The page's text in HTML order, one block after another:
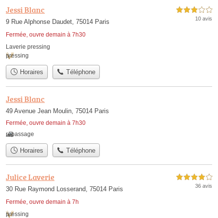
Jessi Blanc
9 Rue Alphonse Daudet, 75014 Paris
Fermée, ouvre demain à 7h30
3,0 étoiles sur 5
10 avis
Laverie pressing
pressing
Horaires Téléphone
Jessi Blanc
49 Avenue Jean Moulin, 75014 Paris
Fermée, ouvre demain à 7h30
repassage
Horaires Téléphone
Julice Laverie
30 Rue Raymond Losserand, 75014 Paris
Fermée, ouvre demain à 7h
4,0 étoiles sur 5
36 avis
pressing